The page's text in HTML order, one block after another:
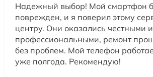
Надежный выбор! Мой смартфон
поврежден, и я поверил этому
центру. Они оказались честными и
профессиональными, ремонт
без проблем. Мой телефон
уже полгода. Рекомендую!